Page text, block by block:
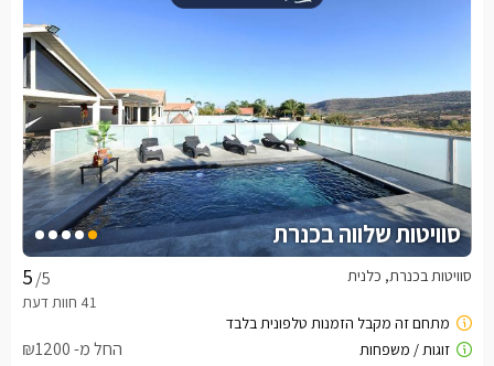
סוויטות שלווה בכנרת
/5 סוויטות בכנרת, כלנית
החל מ- ₪1200